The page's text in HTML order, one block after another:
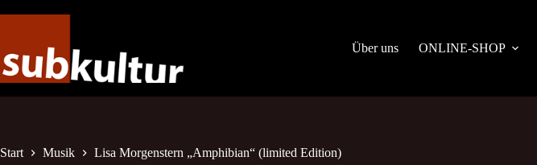
Über uns
ONLINE-SHOP
Start Musik Lisa Morgenstern „Amphibian“ (limited Edition)